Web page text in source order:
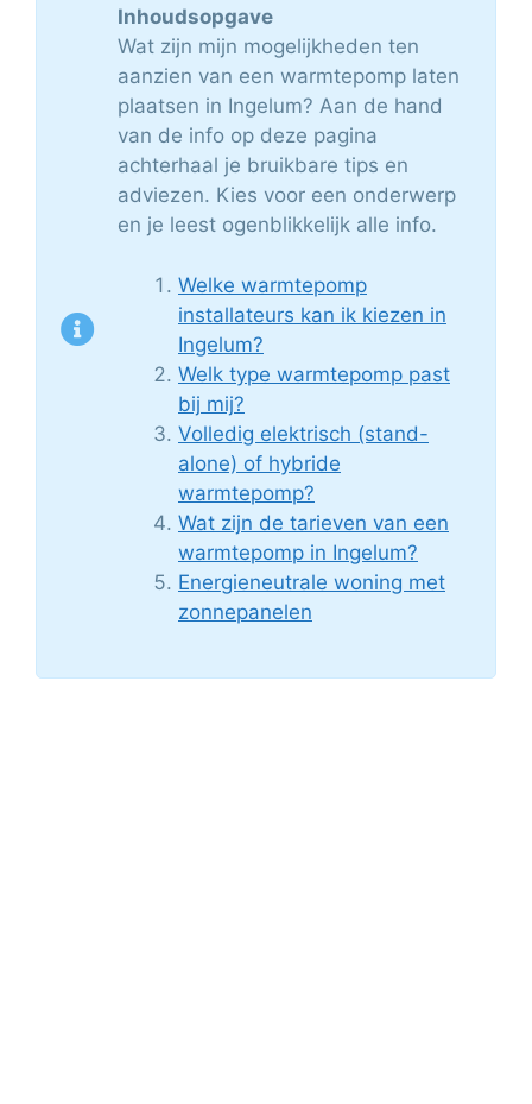
Inhoudsopgave
Wat zijn mijn mogelijkheden ten
aanzien van een warmtepomp laten
plaatsen in Ingelum? Aan de hand
van de info op deze pagina
achterhaal je bruikbare tips en
adviezen. Kies voor een onderwerp
en je leest ogenblikkelijk alle info.
Welke warmtepomp
installateurs kan ik kiezen in
Ingelum?
Welk type warmtepomp past
bij mij?
Volledig elektrisch (stand-
alone) of hybride
warmtepomp?
Wat zijn de tarieven van een
warmtepomp in Ingelum?
Energieneutrale woning met
zonnepanelen